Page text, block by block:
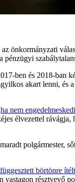
önkormányzati
pénzügyi
ben és 2018-ban
akart lenni, és
ha nem
élvezettel rávágja,
polgármester,
börtönre
vastagon résztvevő